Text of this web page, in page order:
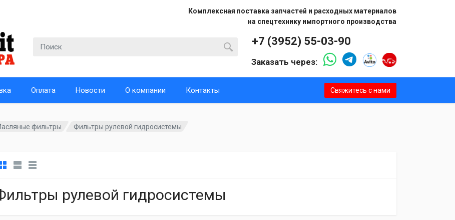
Комплексная поставка запчастей и расходных материалов
на спецтехнику импортного производства
Оплата Новости О компании Контакты Свяжитесь с нами
+7 (3952) 55-03-90
Заказать через:
фильтры Фильтры рулевой гидросистемы
рулевой гидросистемы